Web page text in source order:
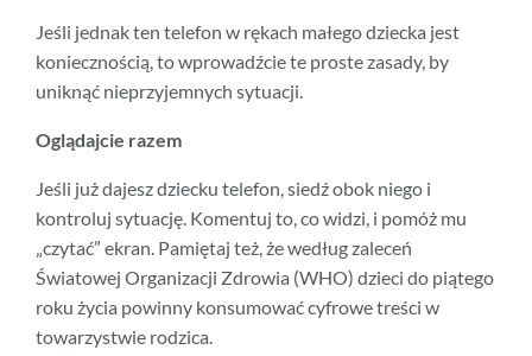
Jeśli jednak ten telefon w rękach małego dziecka jest
koniecznością, to wprowadźcie te proste zasady, by
uniknąć nieprzyjemnych sytuacji.
Oglądajcie razem
Jeśli już dajesz dziecku telefon, siedź obok niego i
kontroluj sytuację. Komentuj to, co widzi, i pomóż mu
„czytać” ekran. Pamiętaj też, że według zaleceń
Światowej Organizacji Zdrowia (WHO) dzieci do piątego
roku życia powinny konsumować cyfrowe treści w
towarzystwie rodzica.